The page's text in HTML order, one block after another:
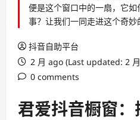
便是这个窗口中的一扇，它
事？让我们一同走进这个奇
抖音自助平台
2 月 ago (Last updated: 2
0 comments
君爱抖音橱窗